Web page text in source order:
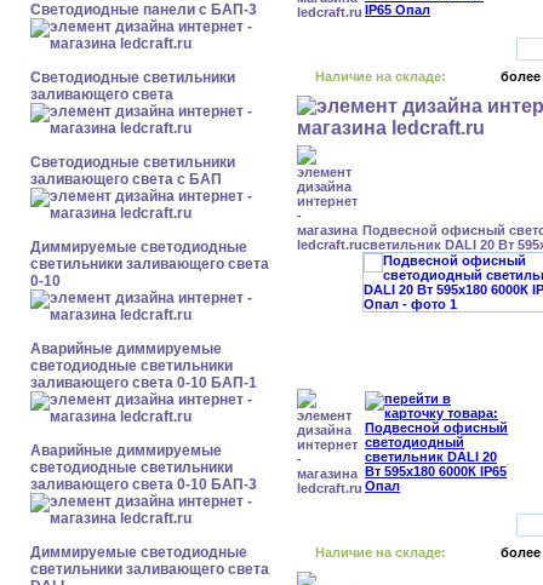
Cветодиодные панели с БАП-3
Светодиодные светильники
заливающего света
Светодиодные светильники
заливающего света с БАП
Диммируемые светодиодные
светильники заливающего света
0-10
Аварийные диммируемые
светодиодные светильники
заливающего света 0-10 БАП-1
Аварийные диммируемые
светодиодные светильники
заливающего света 0-10 БАП-3
Диммируемые светодиодные
светильники заливающего света
Наличие на складе: более
Подвесной офисный
светильник DALI 20 Вт
Наличие на складе: более